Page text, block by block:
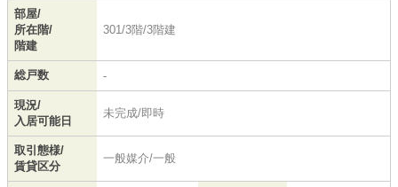
部屋/
所在階/
階建
301/3階/3階建
総戸数 -
現況/
入居可能日
未完成/即時
取引態様/
賃貸区分
一般媒介/一般